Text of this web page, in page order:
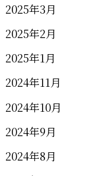
2025年3月
2025年2月
2025年1月
2024年11月
2024年10月
2024年9月
2024年8月